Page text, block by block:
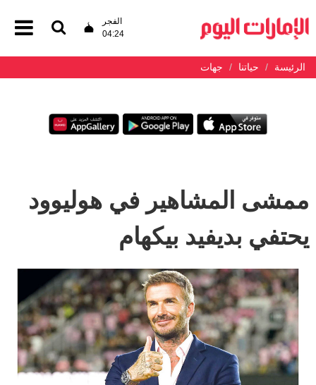
الفجر
04:24
الرئيسة حياتنا جهات
ممشى المشاهير في هوليوود
يحتفي بديفيد بيكهام